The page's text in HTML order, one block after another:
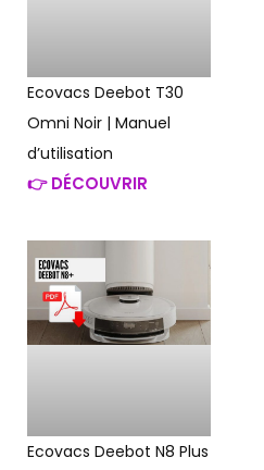
Ecovacs Deebot T30
Omni Noir | Manuel
d’utilisation
👉 DÉCOUVRIR
Ecovacs Deebot N8 Plus